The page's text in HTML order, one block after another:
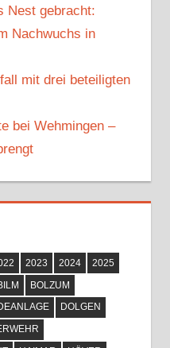
Nest gebracht:
Nachwuchs in
mit drei beteiligten
bei Wehmingen –
2023 2024
2025
BOLZUM
DOLGEN